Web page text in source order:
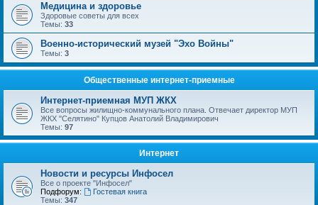
Медицина и здоровье
Здоровые советы для всех
Темы: 33
Военно-исторический музей "Эхо Войны"
Темы: 3
Общественные интернет-приемные
Интернет-приемная МУП ЖКХ
Все вопросы жилищно-коммунального плана. Отвечает директор МУП
ЖКХ "Селятино" Купцов Анатолий Владимирович
Темы: 97
Интернет
Новости и ресурсы Инфосел
Все о проекте "Инфосел"
Подфорум:
Гостевая книга
Темы: 347